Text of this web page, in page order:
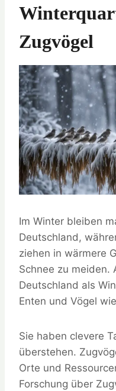
Zugvögel
Im Winter bleiben
Deutschland,
ziehen in wärmere
Schnee zu meiden.
Deutschland als
Enten und Vögel
Sie haben clevere
überstehen.
Orte und
Forschung über